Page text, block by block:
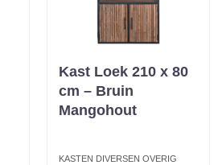
Kast Loek 210 x 80
cm – Bruin
Mangohout
KASTEN DIVERSEN OVERIG